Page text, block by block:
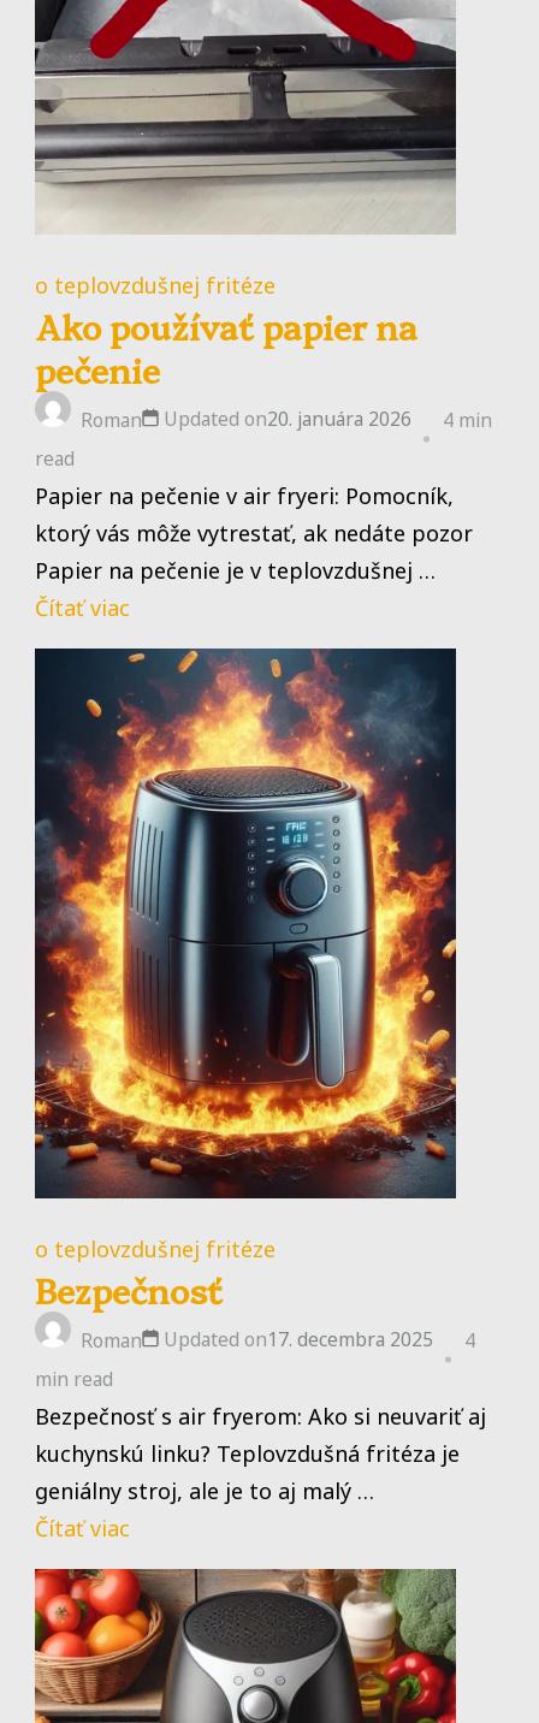
o teplovzdušnej fritéze
Ako používať papier na
pečenie
Roman Updated on20. januára 2026
4 min
read
Papier na pečenie v air fryeri: Pomocník,
ktorý vás môže vytrestať, ak nedáte pozor
Papier na pečenie je v teplovzdušnej …
Čítať viac
o teplovzdušnej fritéze
Bezpečnosť
Roman Updated on17. decembra 2025
4
min read
Bezpečnosť s air fryerom: Ako si neuvariť aj
kuchynskú linku? Teplovzdušná fritéza je
geniálny stroj, ale je to aj malý …
Čítať viac